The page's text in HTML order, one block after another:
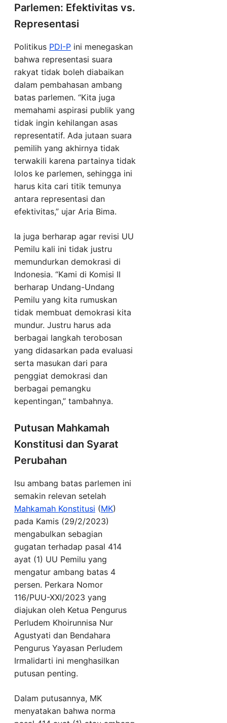
Parlemen: Efektivitas vs.
Representasi
Politikus PDI-P ini menegaskan
bahwa representasi suara
rakyat tidak boleh diabaikan
dalam pembahasan ambang
batas parlemen. “Kita juga
memahami aspirasi publik yang
tidak ingin kehilangan asas
representatif. Ada jutaan suara
pemilih yang akhirnya tidak
terwakili karena partainya tidak
lolos ke parlemen, sehingga ini
harus kita cari titik temunya
antara representasi dan
efektivitas,” ujar Aria Bima.
Ia juga berharap agar revisi UU
Pemilu kali ini tidak justru
memundurkan demokrasi di
Indonesia. “Kami di Komisi II
berharap Undang-Undang
Pemilu yang kita rumuskan
tidak membuat demokrasi kita
mundur. Justru harus ada
berbagai langkah terobosan
yang didasarkan pada evaluasi
serta masukan dari para
penggiat demokrasi dan
berbagai pemangku
kepentingan,” tambahnya.
Putusan Mahkamah
Konstitusi dan Syarat
Perubahan
Isu ambang batas parlemen ini
semakin relevan setelah
Mahkamah Konstitusi (MK)
pada Kamis (29/2/2023)
mengabulkan sebagian
gugatan terhadap pasal 414
ayat (1) UU Pemilu yang
mengatur ambang batas 4
persen. Perkara Nomor
116/PUU-XXI/2023 yang
diajukan oleh Ketua Pengurus
Perludem Khoirunnisa Nur
Agustyati dan Bendahara
Pengurus Yayasan Perludem
Irmalidarti ini menghasilkan
putusan penting.
Dalam putusannya, MK
menyatakan bahwa norma